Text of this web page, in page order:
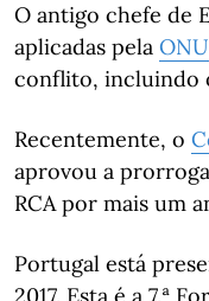
O antigo chefe de
aplicadas pela ONU
conflito, incluindo
Recentemente, o
aprovou a
RCA por mais um
Portugal está